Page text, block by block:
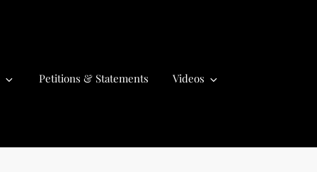
Petitions & Statements Videos